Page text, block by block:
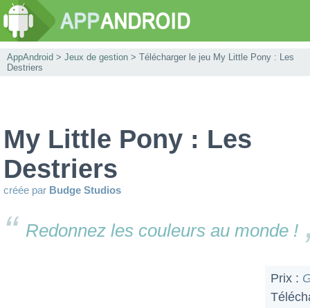
AppAndroid > Jeux de gestion > Télécharger le jeu My Little Pony : Les
Destriers
My Little Pony : Les
Destriers
créée par Budge Studios
Redonnez les couleurs au monde !
Prix :